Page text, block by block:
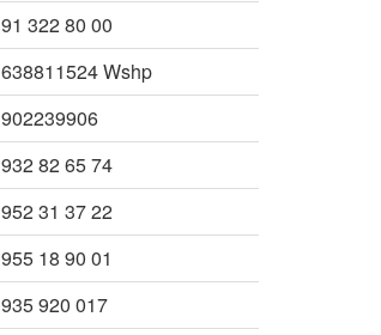
91 322 80 00
638811524 Wshp
902239906
932 82 65 74
952 31 37 22
955 18 90 01
935 920 017